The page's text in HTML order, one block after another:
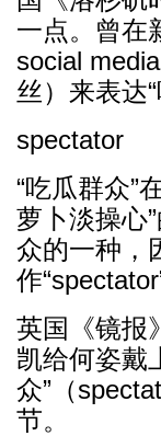
一点。曾在
social
丝）来表达“
spectator
“吃瓜群众”
萝卜淡操心
众的一种，
作
英国《镜报
凯给何姿戴
众”（
节。